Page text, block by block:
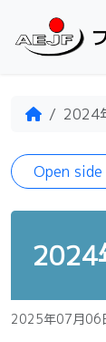
Home2024
2024
2025年07月06
Open side